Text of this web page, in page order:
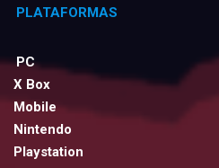
PLATAFORMAS
PC
X Box
Mobile
Nintendo
Playstation